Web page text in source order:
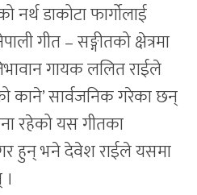
डाकोटा फार्गोलाई
गीत – सङ्गीतको क्षेत्रमा
गायक ललित राईले
काने’ सार्वजनिक गरेका छन्
रहेको यस गीतका
हुन् भने देवेश राईले यसमा